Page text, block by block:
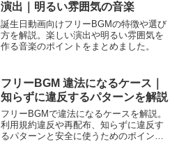
演出｜明るい雰囲気の音楽
誕生日動画向けフリーBGMの特徴や選び
方を解説。楽しい演出や明るい雰囲気を
作る音楽のポイントをまとめました。
フリーBGM 違法になるケース｜
知らずに違反するパターンを解説
フリーBGMで違法になるケースを解説。
利用規約違反や再配布、知らずに違反す
るパターンと安全に使うためのポイント